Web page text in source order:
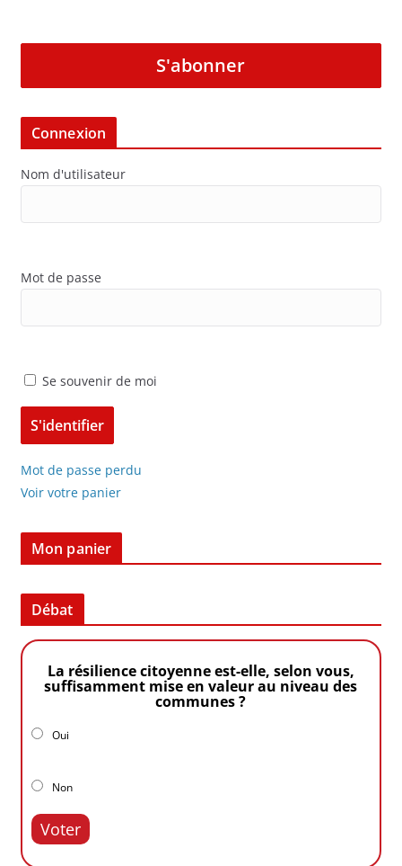
S'abonner
Connexion
Nom d'utilisateur
Mot de passe
Se souvenir de moi
Mot de passe perdu
Voir votre panier
Mon panier
Débat
La résilience citoyenne est-elle, selon vous,
suffisamment mise en valeur au niveau des
communes ?
Oui
Non
Voter